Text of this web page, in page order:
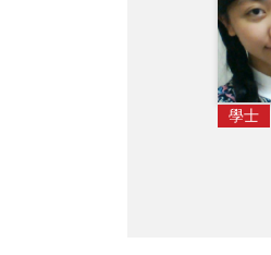
學士